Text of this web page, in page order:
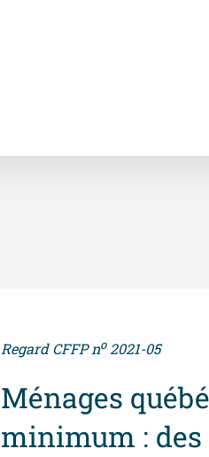
Regard CFFP no2021-05
Ménages
minimum :